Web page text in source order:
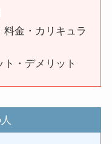
金・カリキュラ
・デメリット